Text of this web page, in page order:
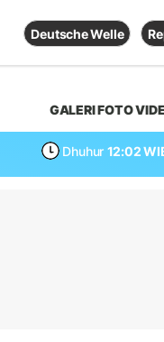
Deutsche Welle
GALERI FOTO
Dhuhur 12:02